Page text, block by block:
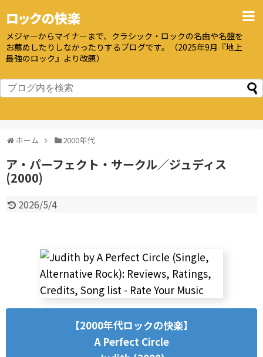
ロックの快楽
メジャーからマイナーまで、クラシック・ロックの名曲や名盤を
お薦めしたりしなかったりするブログです。（2025年9月『地上
最強のロック』より改題）
ホーム 2000年代
ア・パーフェクト・サークル／ジュディス
(2000)
2026/5/4
【2000年代ロックの快楽】
A Perfect Circle